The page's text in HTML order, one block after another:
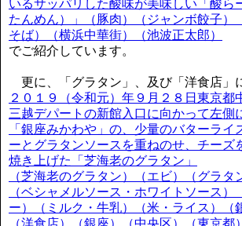
いるサッパリした酸味が美味しい「酸ら
たんめん）」（豚肉）（ジャンボ餃子）
そば）（横浜中華街）（池波正太郎）
でご紹介しています。
更に、「グラタン」、及び「洋食店」
２０１９（令和元）年９月２８日東京都
三越デパートの新館入口に向かって左側
「銀座みかわや」の、少量のバターライ
ーとグラタンソースを重ねのせ、チーズ
焼き上げた「芝海老のグラタン」
（芝海老のグラタン）（エビ）（グラタ
（ベシャメルソース・ホワイトソース）
ー）（ミルク・牛乳）（米・ライス）（
（洋食店）（銀座）（中央区）（東京都）